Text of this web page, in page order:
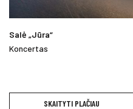
Salė „Jūra“
Koncertas
SKAITYTI PLAČIAU